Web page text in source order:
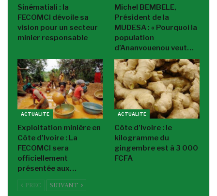
Sinématiali : la
FECOMCI dévoile sa
vision pour un secteur
minier responsable
Michel BEMBELE,
Président de la
MUDESA : « Pourquoi la
population
d’Ananvouenou veut…
ACTUALITE
Exploitation minière en
Côte d’Ivoire : La
FECOMCI sera
officiellement
présentée aux…
ACTUALITE
Côte d’Ivoire : le
kilogramme du
gingembre est à 3 000
FCFA
PREC SUIVANT